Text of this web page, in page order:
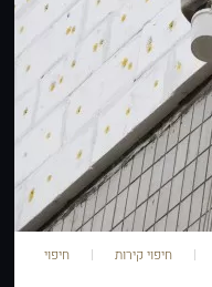
חיפוי קירות
חיפוי